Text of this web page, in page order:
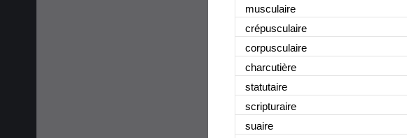
musculaire
crépusculaire
corpusculaire
charcutière
statutaire
scripturaire
suaire